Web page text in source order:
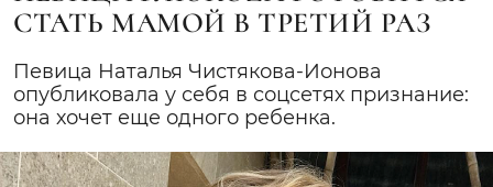
СТАТЬ МАМОЙ В ТРЕТИЙ РАЗ
Певица Наталья Чистякова-Ионова
опубликовала у себя в соцсетях признание:
она хочет еще одного ребенка.